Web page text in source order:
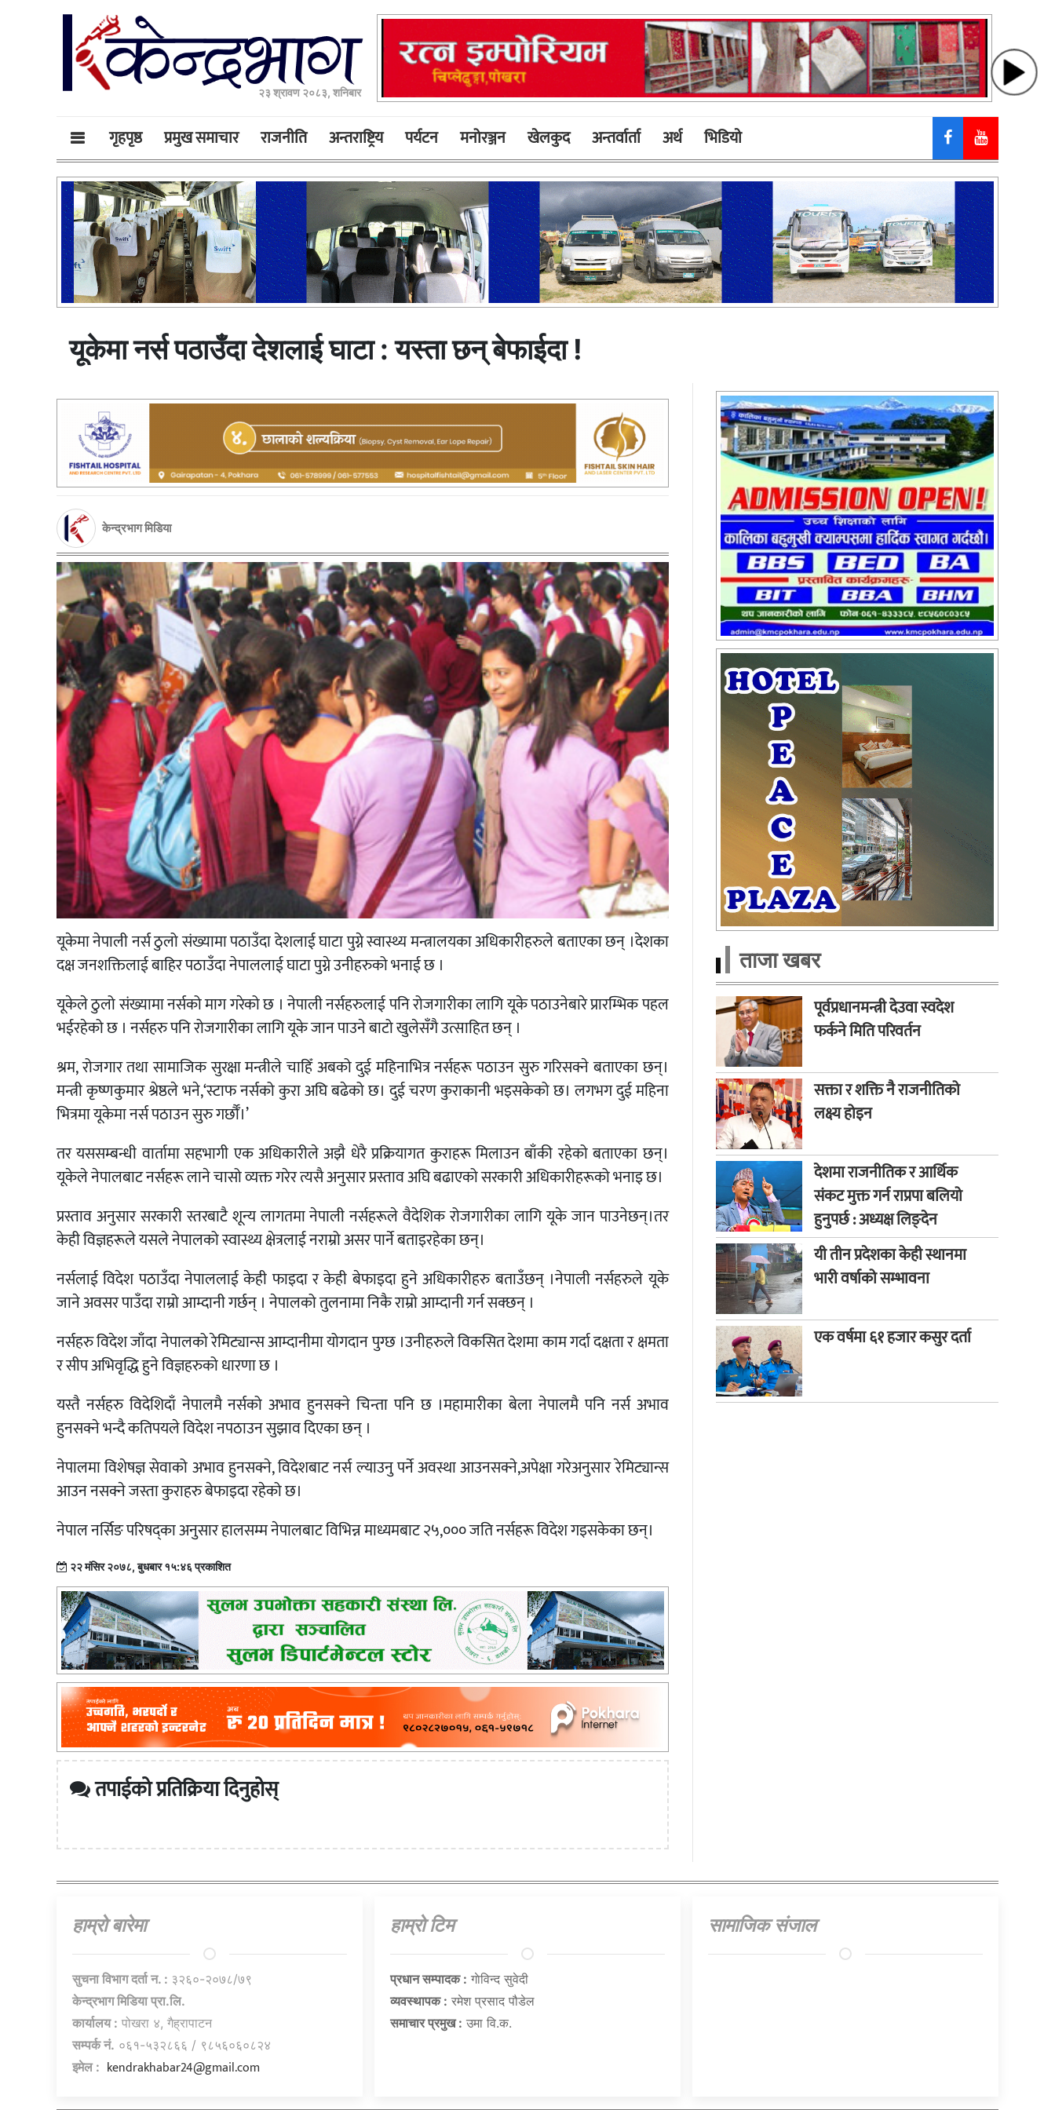
२३ श्रावण २०८३, शनिबार
गृहपृष्ठ प्रमुख समाचार राजनीति अन्तराष्ट्रिय पर्यटन मनोरञ्जन खेलकुद अन्तर्वार्ता अर्थ भिडियाे
यूकेमा नर्स पठाउँदा देशलाई घाटा : यस्ता छन् बेफाईदा !
केन्द्रभाग मिडिया
यूकेमा नेपाली नर्स ठुलो संख्यामा पठाउँदा देशलाई घाटा पुग्ने स्वास्थ्य मन्त्रालयका अधिकारीहरुले बताएका छन् ।देशका
दक्ष जनशक्तिलाई बाहिर पठाउँदा नेपाललाई घाटा पुग्ने उनीहरुको भनाई छ ।
यूकेले ठुलो संख्यामा नर्सको माग गरेको छ । नेपाली नर्सहरुलाई पनि रोजगारीका लागि यूके पठाउनेबारे प्रारम्भिक पहल
भईरहेको छ । नर्सहरु पनि रोजगारीका लागि यूके जान पाउने बाटो खुलेसँगै उत्साहित छन् ।
श्रम, रोजगार तथा सामाजिक सुरक्षा मन्त्रीले चाहिँ अबको दुई महिनाभित्र नर्सहरू पठाउन सुरु गरिसक्ने बताएका छन्।
मन्त्री कृष्णकुमार श्रेष्ठले भने,‘स्टाफ नर्सको कुरा अघि बढेको छ। दुई चरण कुराकानी भइसकेको छ। लगभग दुई महिना
भित्रमा यूकेमा नर्स पठाउन सुरु गर्छौँ।’
तर यससम्बन्धी वार्तामा सहभागी एक अधिकारीले अझै धेरै प्रक्रियागत कुराहरू मिलाउन बाँकी रहेको बताएका छन्।
यूकेले नेपालबाट नर्सहरू लाने चासो व्यक्त गरेर त्यसै अनुसार प्रस्ताव अघि बढाएको सरकारी अधिकारीहरूको भनाइ छ।
प्रस्ताव अनुसार सरकारी स्तरबाटै शून्य लागतमा नेपाली नर्सहरूले वैदेशिक रोजगारीका लागि यूके जान पाउनेछन्।तर
केही विज्ञहरूले यसले नेपालको स्वास्थ्य क्षेत्रलाई नराम्रो असर पार्ने बताइरहेका छन्।
नर्सलाई विदेश पठाउँदा नेपाललाई केही फाइदा र केही बेफाइदा हुने अधिकारीहरु बताउँछन् ।नेपाली नर्सहरुले यूके
जाने अवसर पाउँदा राम्रो आम्दानी गर्छन् । नेपालको तुलनामा निकै राम्रो आम्दानी गर्न सक्छन् ।
नर्सहरु विदेश जाँदा नेपालको रेमिट्यान्स आम्दानीमा योगदान पुग्छ ।उनीहरुले विकसित देशमा काम गर्दा दक्षता र क्षमता
र सीप अभिवृद्धि हुने विज्ञहरुको धारणा छ ।
यस्तै नर्सहरु विदेशिदाँ नेपालमै नर्सको अभाव हुनसक्ने चिन्ता पनि छ ।महामारीका बेला नेपालमै पनि नर्स अभाव
हुनसक्ने भन्दै कतिपयले विदेश नपठाउन सुझाव दिएका छन् ।
नेपालमा विशेषज्ञ सेवाको अभाव हुनसक्ने, विदेशबाट नर्स ल्याउनु पर्ने अवस्था आउनसक्ने,अपेक्षा गरेअनुसार रेमिट्यान्स
आउन नसक्ने जस्ता कुराहरु बेफाइदा रहेको छ।
नेपाल नर्सिङ परिषद्का अनुसार हालसम्म नेपालबाट विभिन्न माध्यमबाट २५,००० जति नर्सहरू विदेश गइसकेका छन्।
२२ मंसिर २०७८, बुधबार १५:४६ प्रकाशित
तपाईको प्रतिक्रिया दिनुहोस्
ताजा खबर
पूर्वप्रधानमन्त्री देउवा स्वदेश
फर्कने मिति परिवर्तन
सक्ता र शक्ति नै राजनीतिको
लक्ष्य होइन
देशमा राजनीतिक र आर्थिक
संकट मुक्त गर्न राप्रपा बलियो
हुनुपर्छ : अध्यक्ष लिङ्देन
यी तीन प्रदेशका केही स्थानमा
भारी वर्षाको सम्भावना
एक वर्षमा ६१ हजार कसुर दर्ता
हाम्राे बारेमा
सुचना विभाग दर्ता न. : ३२६०-२०७८/७९
केन्द्रभाग मिडिया प्रा.लि.
कार्यालय : पोखरा ४, गैह्रापाटन
सम्पर्क नं. ०६१-५३२८६६ / ९८५६०६०८२४
इमेल : kendrakhabar24@gmail.com
हाम्राे टिम
प्रधान सम्पादक : गाेविन्द सुवेदी
व्यवस्थापक : रमेश प्रसाद पौडेल
समाचार प्रमुख : उमा वि.क.
सामाजिक संजाल